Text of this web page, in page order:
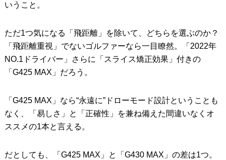
いうこと。
ただ1つ気になる「飛距離」を除いて、どちらを選ぶのか？
「飛距離重視」でないゴルファーなら一目瞭然。「2022年
NO.1ドライバー」さらに「スライス矯正効果」付きの
「G425 MAX」だろう。
「G425 MAX」なら“永遠に”ドローモード設計ということも
なく、「易しさ」と「正確性」を兼ね備えた間違いなくオ
ススメの1本と言える。
だとしても、「G425 MAX」と「G430 MAX」の差は1つ。